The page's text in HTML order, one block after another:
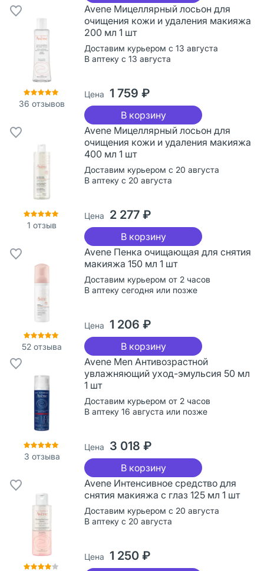
36 отзывов
Avene Мицеллярный лосьон для
очищения кожи и удаления макияжа
200 мл 1 шт
Доставим курьером с 13 августа
В аптеку с 13 августа
Цена 1 759 ₽
В корзину
1 отзыв
Avene Мицеллярный лосьон для
очищения кожи и удаления макияжа
400 мл 1 шт
Доставим курьером с 20 августа
В аптеку с 20 августа
Цена 2 277 ₽
В корзину
52 отзыва
Avene Пенка очищающая для снятия
макияжа 150 мл 1 шт
Доставим курьером от 2 часов
В аптеку сегодня или позже
Цена 1 206 ₽
В корзину
3 отзыва
Avene Men Антивозрастной
увлажняющий уход-эмульсия 50 мл
1 шт
Доставим курьером от 2 часов
В аптеку 16 августа или позже
Цена 3 018 ₽
В корзину
Avene Интенсивное средство для
снятия макияжа с глаз 125 мл 1 шт
Доставим курьером с 20 августа
В аптеку с 20 августа
Цена 1 250 ₽